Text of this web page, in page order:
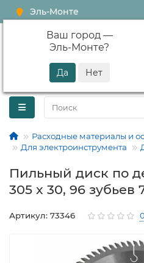
Эль-Монте
Ваш город —
Эль-Монте?
Расходные материалы и
Для электроинструмента
Пильный диск по
305 x 30, 96 зубьев
Артикул: 73346